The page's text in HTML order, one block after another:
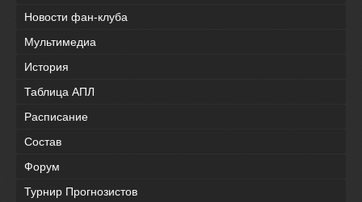
Новости фан-клуба
Мультимедиа
История
Таблица АПЛ
Расписание
Состав
Форум
Турнир Прогнозистов